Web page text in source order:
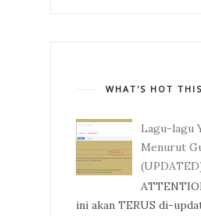
WHAT'S HOT
Lagu-lagu
Menurut
ini akan TERUS di-